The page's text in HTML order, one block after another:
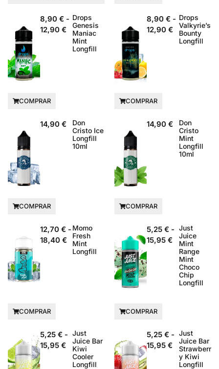
8,90 € -
12,90 €
Drops
Genesis
Maniac
Mint
Longfill
COMPRAR
8,90 € -
12,90 €
Drops
Valkyrie’s
Bounty
Longfill
COMPRAR
14,90 €
Don
Cristo Ice
Longfill
10ml
COMPRAR
14,90 €
Don
Cristo
Mint
Longfill
10ml
COMPRAR
12,70 € -
18,40 €
Momo
Fresh
Mint
Longfill
COMPRAR
5,25 € -
15,95 €
Just
Juice
Mint
Range
Mint
Choco
Chip
Longfill
COMPRAR
5,25 € -
15,95 €
Just
Juice Bar
Kiwi
Cooler
Longfill
5,25 € -
15,95 €
Just
Juice Bar
Strawberr
y Kiwi
Longfill